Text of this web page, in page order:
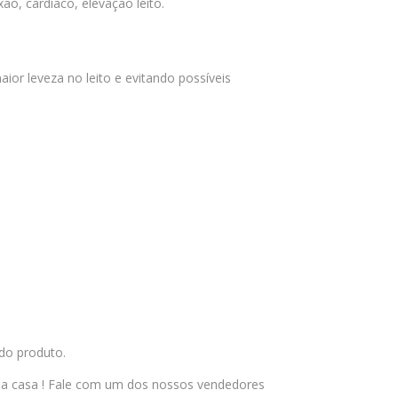
leveza no leito e evitando possíveis
produto.
casa ! Fale com um dos nossos vendedores